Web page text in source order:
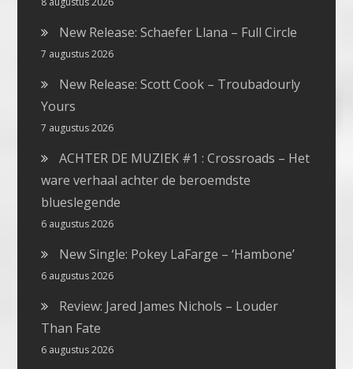
New Release: Schaefer Llana – Full Circle
7 augustus 2026
New Release: Scott Cook – Troubadourly
Yours
7 augustus 2026
ACHTER DE MUZIEK #1 : Crossroads – Het
ware verhaal achter de beroemdste
blueslegende
6 augustus 2026
New Single: Pokey LaFarge – ‘Hambone’
6 augustus 2026
Review: Jared James Nichols – Louder
Than Fate
6 augustus 2026